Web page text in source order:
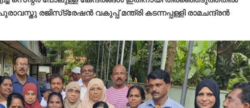
രജിസ്‌ട്രേഷന്‍ വകുപ്പ് മന്ത്രി കടന്നപ്പള്ളി രാമചന്ദ്രന്‍